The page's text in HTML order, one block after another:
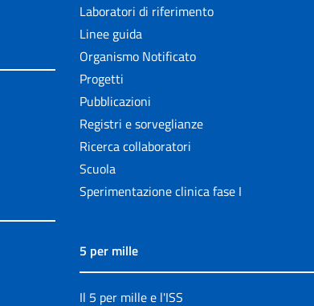
Laboratori di riferimento
Linee guida
Organismo Notificato
Progetti
Pubblicazioni
Registri e sorveglianze
Ricerca collaboratori
Scuola
Sperimentazione clinica fase I
5 per mille
Il 5 per mille e l'ISS